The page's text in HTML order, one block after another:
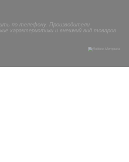
по телефону. Производители
характеристики и внешний вид товаров